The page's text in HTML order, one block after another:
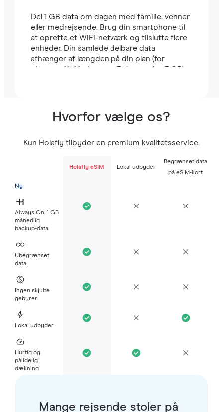
Del 1 GB data om dagen med familie, venner
eller medrejsende. Brug din smartphone til
at oprette et WiFi-netværk og tilslutte flere
enheder. Din samlede delbare data
afhænger af længden på din plan (for
eksempel inkluderer en 7-dages plan 7 GB).
Hvorfor vælge os?
Kun Holafly tilbyder en premium kvalitetsservice.
Holafly eSIM Lokal udbyder
Begrænset data
på eSIM-kort
Ny
Always On: 1 GB
månedlig
backup-data.
Ubegrænset
data
Ingen skjulte
gebyrer
Lokal udbyder
Hurtig og
pålidelig
dækning
Mange rejsende stoler på